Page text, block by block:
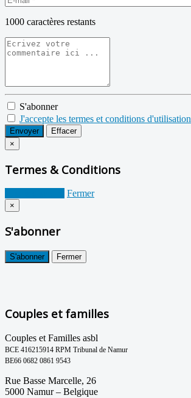
1000 caractères restants
S'abonner
J'accepte les termes et conditions d'utilisation
Envoyer
Effacer
×
Termes & Conditions
Fermer
×
S'abonner
S'abonner Fermer
Couples et familles
Couples et Familles asbl
BCE 416215914 RPM Tribunal de Namur
BE66 0682 0861 9543
Rue Basse Marcelle, 26
5000 Namur – Belgique